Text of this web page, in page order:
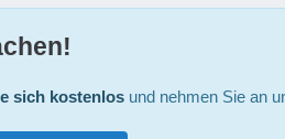
sich kostenlosund nehmen Sie an